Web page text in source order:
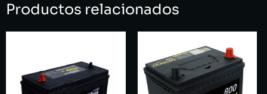
Productos relacionados